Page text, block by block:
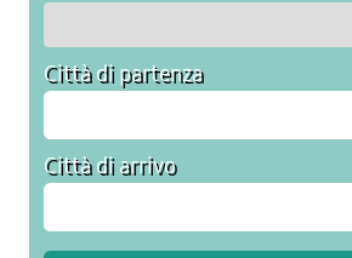
Città di partenza
Città di arrivo